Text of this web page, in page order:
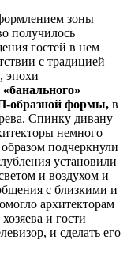
зоны
получилось
гостей в нем
с традицией
эпохи
образной формы, в
Спинку дивану
немного
подчеркнули
установили
и воздухом и
с близкими и
архитекторам
и гости
и сделать его